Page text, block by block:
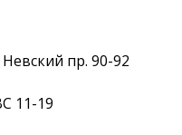
пр. 90-92
11-19